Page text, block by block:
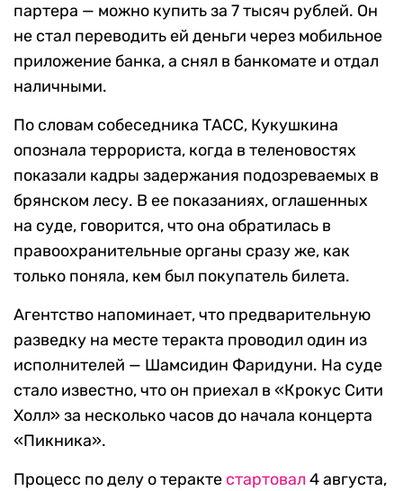
партера — можно купить за 7 тысяч рублей. Он
не стал переводить ей деньги через мобильное
приложение банка, а снял в банкомате и отдал
наличными.
По словам собеседника ТАСС, Кукушкина
опознала террориста, когда в теленовостях
показали кадры задержания подозреваемых в
брянском лесу. В ее показаниях, оглашенных
на суде, говорится, что она обратилась в
правоохранительные органы сразу же, как
только поняла, кем был покупатель билета.
Агентство напоминает, что предварительную
разведку на месте теракта проводил один из
исполнителей — Шамсидин Фаридуни. На суде
стало известно, что он приехал в «Крокус Сити
Холл» за несколько часов до начала концерта
«Пикника».
Процесс по делу о теракте стартовал 4 августа,